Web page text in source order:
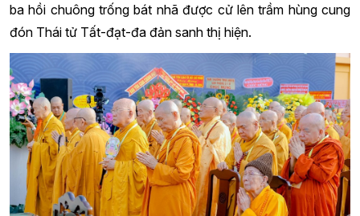
ba hồi chuông trống bát nhã được cử lên trầm hùng cung
đón Thái tử Tất-đạt-đa đản sanh thị hiện.